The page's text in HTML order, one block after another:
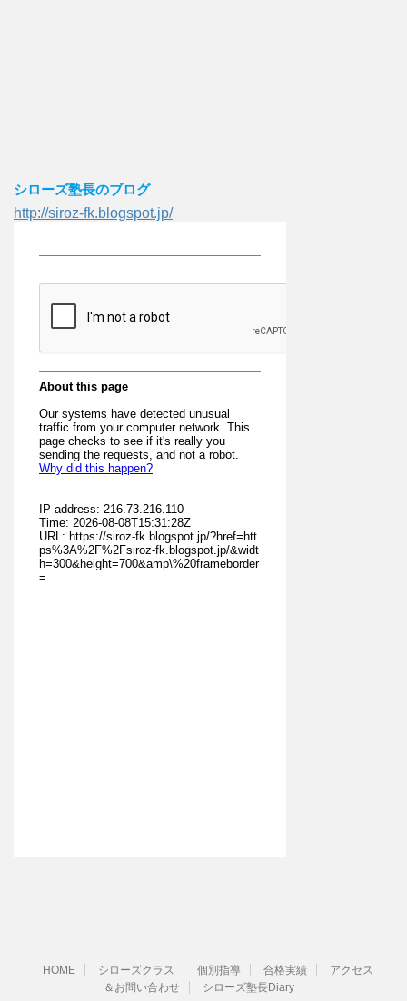
シローズ塾長のブログ
http://siroz-fk.blogspot.jp/
HOME シローズクラス 個別指導 合格実績
アクセス
＆お問い合わせ
シローズ塾長Diary